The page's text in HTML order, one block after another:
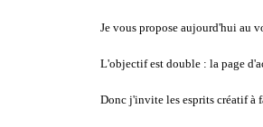
Je vous propose aujourd'hui au
L'objectif est double : la page
Donc j'invite les esprits créatif à